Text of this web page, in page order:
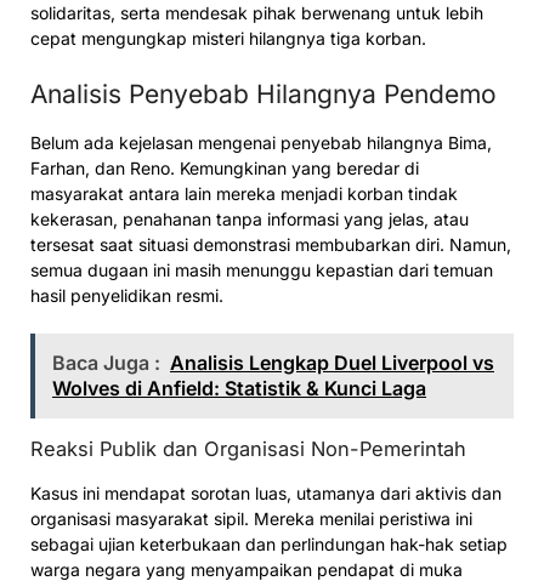
solidaritas, serta mendesak pihak berwenang untuk lebih
cepat mengungkap misteri hilangnya tiga korban.
Analisis Penyebab Hilangnya Pendemo
Belum ada kejelasan mengenai penyebab hilangnya Bima,
Farhan, dan Reno. Kemungkinan yang beredar di
masyarakat antara lain mereka menjadi korban tindak
kekerasan, penahanan tanpa informasi yang jelas, atau
tersesat saat situasi demonstrasi membubarkan diri. Namun,
semua dugaan ini masih menunggu kepastian dari temuan
hasil penyelidikan resmi.
Baca Juga : Analisis Lengkap Duel Liverpool vs
Wolves di Anfield: Statistik & Kunci Laga
Reaksi Publik dan Organisasi Non-Pemerintah
Kasus ini mendapat sorotan luas, utamanya dari aktivis dan
organisasi masyarakat sipil. Mereka menilai peristiwa ini
sebagai ujian keterbukaan dan perlindungan hak-hak setiap
warga negara yang menyampaikan pendapat di muka